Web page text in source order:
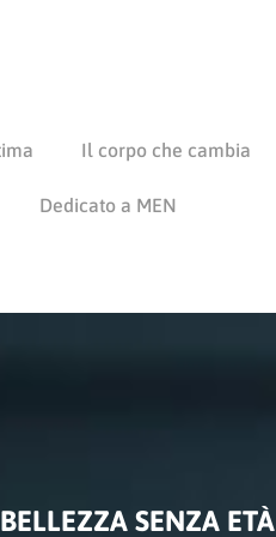
Il corpo che cambia
Dedicato a MEN
BELLEZZA SENZA ETÀ